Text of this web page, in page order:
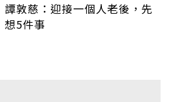
譚敦慈：迎接一個人老後，先
想5件事